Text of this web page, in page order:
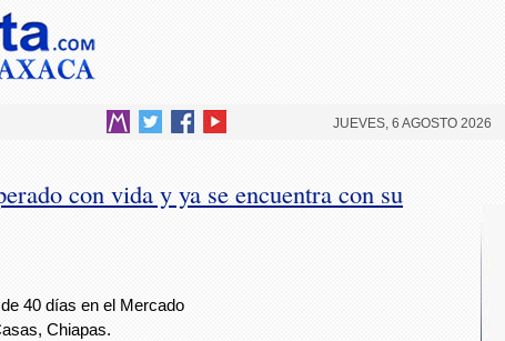
JUEVES, 6 AGOSTO 2026
con vida y ya se encuentra con su
40 días en el Mercado
Chiapas.